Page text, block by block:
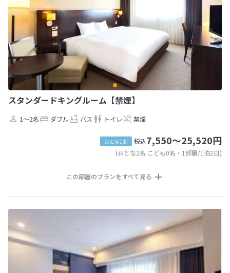
スタンダードキングルーム【禁煙】
1～2名 ダブル バス トイレ 禁煙
おとな1名 税込7,550～25,520円
(おとな2名 こども0名・1部屋/1泊2日)
この部屋のプランをすべて見る